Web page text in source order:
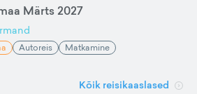
Märts 2027
Autoreis Matkamine
Kõik reisikaaslased